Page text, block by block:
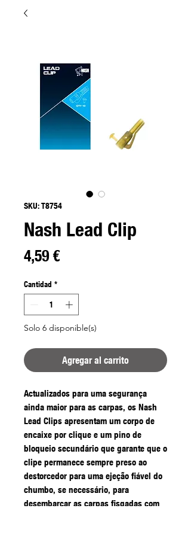
SKU: T8754
Nash Lead Clip
4,59 €Precio
Cantidad *
Solo 6 disponible(s)
Agregar al carrito
Actualizados para uma segurança
ainda maior para as carpas, os Nash
Lead Clips apresentam um corpo de
encaixe por clique e um pino de
bloqueio secundário que garante que o
clipe permanece sempre preso ao
destorcedor para uma ejeção fiável do
chumbo, se necessário, para
desembarcar as carpas fisgadas com